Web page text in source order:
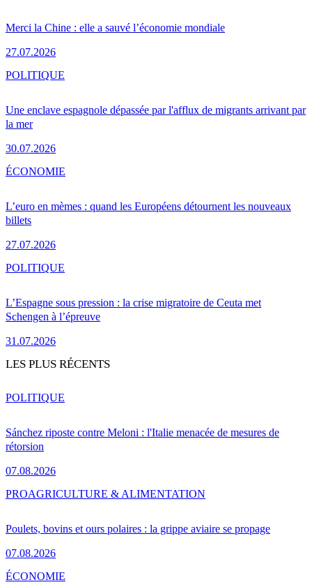
Merci la Chine : elle a sauvé l’économie mondiale
27.07.2026
Une enclave espagnole dépassée par l'afflux de migrants arrivant par
la mer
30.07.2026
POLITIQUE
L’euro en mèmes : quand les Européens détournent les nouveaux
billets
27.07.2026
ÉCONOMIE
L’Espagne sous pression : la crise migratoire de Ceuta met
Schengen à l’épreuve
31.07.2026
POLITIQUE
LES PLUS RÉCENTS
Sánchez riposte contre Meloni : l'Italie menacée de mesures de
rétorsion
07.08.2026
POLITIQUE
Poulets, bovins et ours polaires : la grippe aviaire se propage
07.08.2026
PROAGRICULTURE & ALIMENTATION
ÉCONOMIE